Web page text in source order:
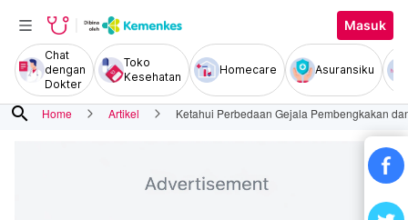
Masuk
Chat
dengan
Dokter
Toko
Kesehatan
Homecare Asuransiku
search Home Artikel Ketahui Perbedaan Gejala Pembengkakan